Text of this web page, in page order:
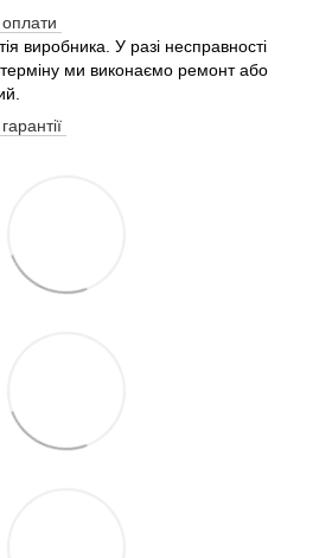
виробника. У разі несправності
терміну ми виконаємо ремонт або